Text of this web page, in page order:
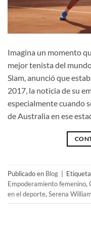
Imagina un momento
mejor tenista del
Slam, anunció que
2017, la noticia de su
especialmente cuando
de Australia en ese
Publicado en Blog
Empoderamiento femenino,
en el deporte, Serena